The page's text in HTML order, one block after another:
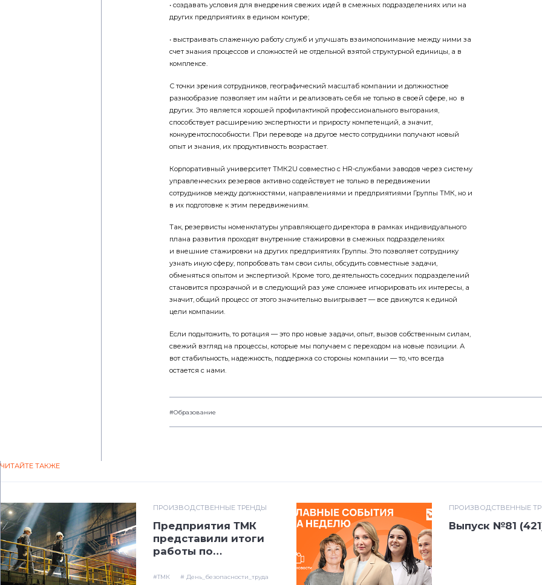
• создавать условия для внедрения свежих идей в смежных подразделениях или на
других предприятиях в едином контуре;
• выстраивать слаженную работу служб и улучшать взаимопонимание между ними за
счет знания процессов и сложностей не отдельной взятой структурной единицы, а в
комплексе.
С точки зрения сотрудников, географический масштаб компании и должностное
разнообразие позволяет им найти и реализовать себя не только в своей сфере, но в
других. Это является хорошей профилактикой профессионального выгорания,
способствует расширению экспертности и приросту компетенций, а значит,
конкурентоспособности. При переводе на другое место сотрудники получают новый
опыт и знания, их продуктивность возрастает.
Корпоративный университет ТМК2U совместно с HR-службами заводов через ­систему
управленческих резервов активно содействует не только в передвижении
сотрудников между должностями, направления­ми и предприятиями Группы ТМК, но и
в их подготовке к этим передвижениям.
Так, резервисты номенклатуры управляющего директора в рамках индивидуального
плана развития проходят внутренние стажировки в смежных подразделе­ниях
и внешние стажировки на других предприя­тиях Группы. Это позволяет сотруднику
узнать иную сферу, попробовать там свои силы, обсудить совместные задачи,
обменяться опытом и экспертизой. Кроме того, деятельность соседних подразделений
становится прозрачной и в следую­щий раз уже сложнее игнорировать их интересы, а
значит, общий процесс от этого значительно выигрывает — все движутся к единой
цели компании.
Если подытожить, то ротация — это про новые задачи, опыт, вызов собственным силам,
свежий взгляд на процессы, которые мы получаем с переходом на новые позиции. А
вот стабильность, надежность, поддержка со стороны компании — то, что всегда
остается с нами.
#Образование
ЧИТАЙТЕ ТАКЖЕ
ПРОИЗВОДСТВЕННЫЕ ТРЕНДЫ
Предприятия ТМК
представили итоги
работы по
производственной
#ТМК
# День_безопасности_труда
ПРОИЗВОДСТВЕННЫЕ
Выпуск №81